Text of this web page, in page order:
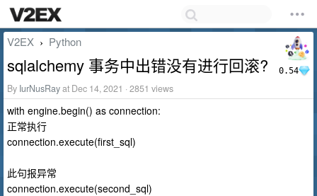
0.54
V2EX › Python
sqlalchemy 事务中出错没有进行回滚?
By IurNusRayat Dec 14, 2021 · 2851 views
with engine.begin() as connection:
正常执行
connection.execute(first_sql)
此句报异常
connection.execute(second_sql)